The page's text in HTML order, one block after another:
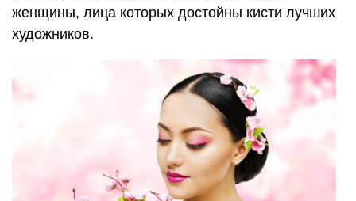
женщины, лица которых достойны кисти лучших
художников.